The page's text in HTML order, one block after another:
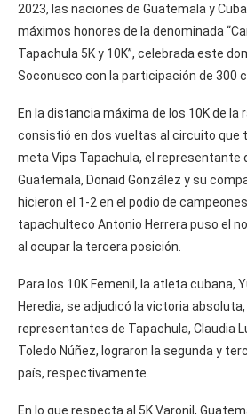
2023, las naciones de Guatemala y
máximos honores de la denominada
Tapachula 5K y 10K”, celebrada este
Soconusco con la participación de 300
En la distancia máxima de los 10K de la
consistió en dos vueltas al circuito que
meta Vips Tapachula, el representante
Guatemala, Donaid González y su
hicieron el 1-2 en el podio de
tapachulteco Antonio Herrera puso el
al ocupar la tercera posición.
Para los 10K Femenil, la atleta cubana,
Heredia, se adjudicó la victoria
representantes de Tapachula, Claudia
Toledo Núñez, lograron la segunda y
país, respectivamente.
En lo que respecta al 5K Varonil,